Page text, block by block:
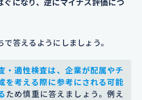
ぐになり、逆にマイナス評価につ
答えるようにしましょう。
・適性検査は、企業が配属やチ
を考える際に参考にされる可能
ため慎重に答えましょう。例え